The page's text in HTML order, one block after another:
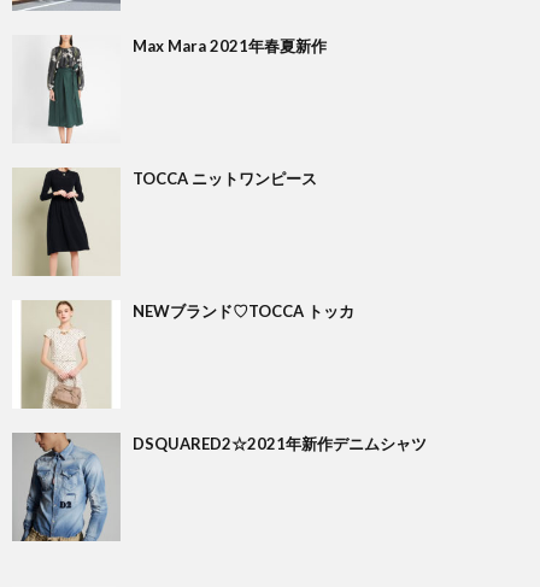
Max Mara 2021年春夏新作
TOCCA ニットワンピース
NEWブランド♡TOCCA トッカ
DSQUARED2☆2021年新作デニムシャツ